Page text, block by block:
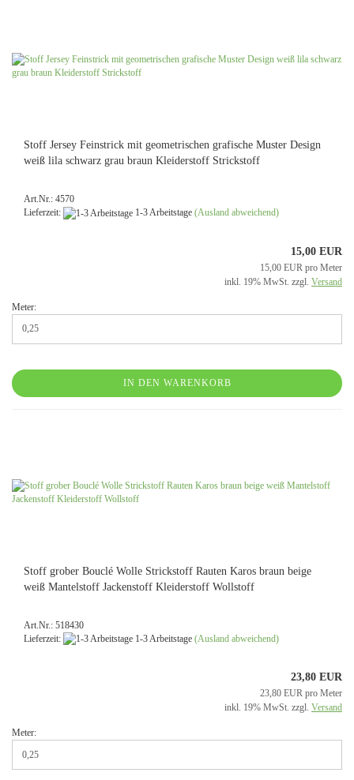
Stoff Jersey Feinstrick mit geometrischen grafische Muster Design
weiß lila schwarz grau braun Kleiderstoff Strickstoff
Art.Nr.: 4570
Lieferzeit:
1-3 Arbeitstage (Ausland abweichend)
15,00 EUR
15,00 EUR pro Meter
inkl. 19% MwSt. zzgl. Versand
Meter:
IN DEN WARENKORB
Stoff grober Bouclé Wolle Strickstoff Rauten Karos braun beige
weiß Mantelstoff Jackenstoff Kleiderstoff​ Wollstoff
Art.Nr.: 518430
Lieferzeit:
1-3 Arbeitstage (Ausland abweichend)
23,80 EUR
23,80 EUR pro Meter
inkl. 19% MwSt. zzgl. Versand
Meter: